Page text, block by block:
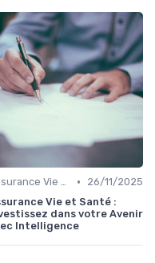
Assurance Vie et Santé •
26/11/2025
Vie et Santé :
dans votre Avenir
Intelligence